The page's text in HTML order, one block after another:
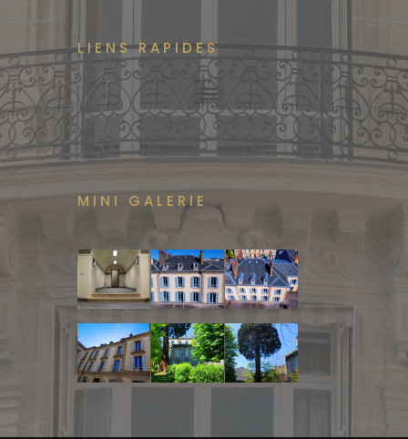
LIENS RAPIDES
MINI GALERIE